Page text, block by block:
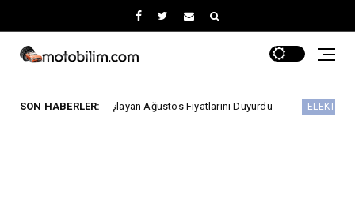
SON HABERLER:
Başlayan Ağustos Fiyatlarını Duyurdu ELEKTRİKLİ ARAÇLAR